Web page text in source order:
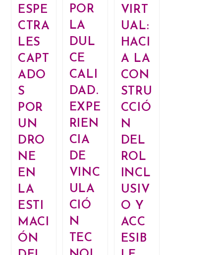
ESPE
CTRA
LES
CAPT
ADO
S
POR
UN
DRO
NE
EN
LA
ESTI
MACI
ÓN
POR
LA
DUL
CE
CALI
DAD.
EXPE
RIEN
CIA
DE
VINC
ULA
CIÓ
N
TEC
VIRT
UAL:
HACI
A LA
CON
STRU
CCIÓ
N
DEL
ROL
INCL
USIV
O Y
ACC
ESIB